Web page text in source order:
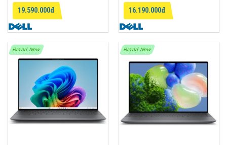
Được xếp
hạng
55
sao
19.590.000đ
Được xếp
hạng
55
sao
16.190.000đ
Brand New Brand New